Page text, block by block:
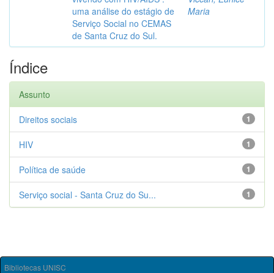
uma análise do estágio de
Serviço Social no CEMAS
de Santa Cruz do Sul.
Maria
Índice
Assunto
1
Direitos sociais
1
HIV
1
Política de saúde
1
Serviço social - Santa Cruz do Su...
Bibliotecas UNISC